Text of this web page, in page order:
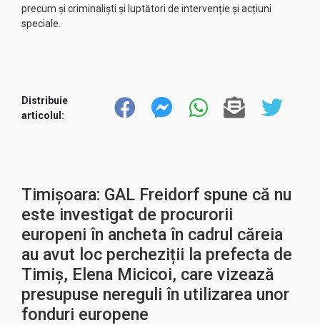
precum și criminaliști și luptători de intervenție și acțiuni
speciale.
Distribuie
articolul:
Timișoara: GAL Freidorf spune că nu
este investigat de procurorii
europeni în ancheta în cadrul căreia
au avut loc percheziții la prefecta de
Timiș, Elena Micicoi, care vizează
presupuse nereguli în utilizarea unor
fonduri europene